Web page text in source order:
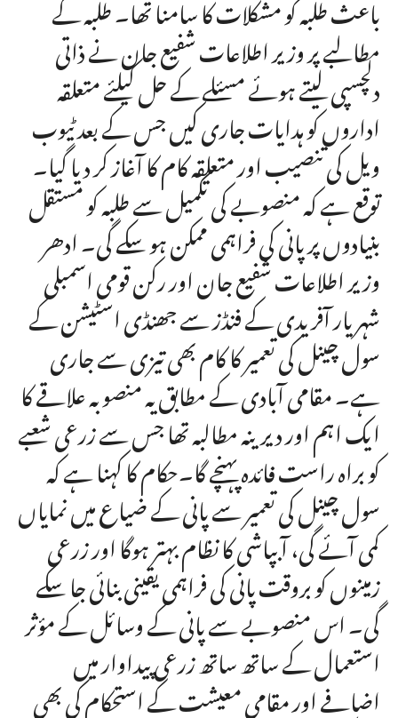
مطالبے پر وزیر اطلاعات شفیع جان نے ذاتی
دلچسپی لیتے ہوئے مسئلے کے حل کیلئے متعلقہ
اداروں کو ہدایات جاری کیں جس کے بعد ٹیوب
ویل کی تنصیب اور متعلقہ کام کا آغاز کر دیا گیا۔
توقع ہے کہ منصوبے کی تکمیل سے طلبہ کو مستقل
بنیادوں پر پانی کی فراہمی ممکن ہو سکے گی۔ ادھر
وزیر اطلاعات شفیع جان اور رکن قومی اسمبلی
شہریار آفریدی کے فنڈز سے جھنڈی اسٹیشن کے
سول چینل کی تعمیر کا کام بھی تیزی سے جاری
ہے۔ مقامی آبادی کے مطابق یہ منصوبہ علاقے کا
ایک اہم اور دیرینہ مطالبہ تھا جس سے زرعی شعبے
کو براہ راست فائدہ پہنچے گا۔حکام کا کہنا ہے کہ
سول چینل کی تعمیر سے پانی کے ضیاع میں نمایاں
کمی آئے گی، آبپاشی کا نظام بہتر ہوگا اور زرعی
زمینوں کو بروقت پانی کی فراہمی یقینی بنائی جا سکے
گی۔ اس منصوبے سے پانی کے وسائل کے مؤثر
استعمال کے ساتھ ساتھ زرعی پیداوار میں
اضافے اور مقامی معیشت کے استحکام کی بھی